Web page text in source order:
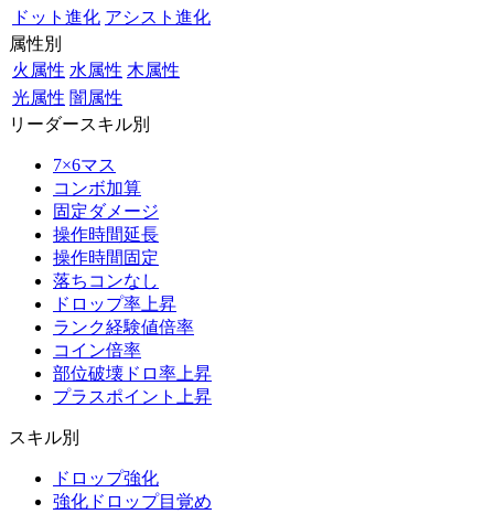
ドット進化 アシスト進化
属性別
火属性 水属性 木属性
光属性 闇属性
リーダースキル別
7×6マス
コンボ加算
固定ダメージ
操作時間延長
操作時間固定
落ちコンなし
ドロップ率上昇
ランク経験値倍率
コイン倍率
部位破壊ドロ率上昇
プラスポイント上昇
スキル別
ドロップ強化
強化ドロップ目覚め